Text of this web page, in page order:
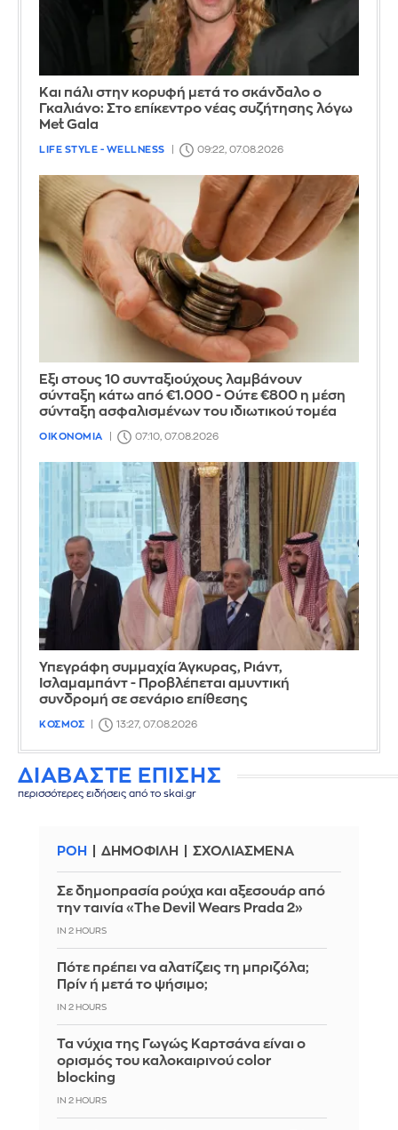
Και πάλι στην κορυφή μετά το σκάνδαλο ο
Γκαλιάνο: Στο επίκεντρο νέας συζήτησης λόγω
Met Gala
LIFE STYLE - WELLNESS 09:22, 07.08.2026
Έξι στους 10 συνταξιούχους λαμβάνουν
σύνταξη κάτω από €1.000 - Ούτε €800 η μέση
σύνταξη ασφαλισμένων του ιδιωτικού τομέα
ΟΙΚΟΝΟΜΙΑ 07:10, 07.08.2026
Υπεγράφη συμμαχία Άγκυρας, Ριάντ,
Ισλαμαμπάντ - Προβλέπεται αμυντική
συνδρομή σε σενάριο επίθεσης
ΚΟΣΜΟΣ 13:27, 07.08.2026
ΔΙΑΒΑΣΤΕ ΕΠΙΣΗΣ
περισσότερες ειδήσεις από το skai.gr
ΡΟΗ ΔΗΜΟΦΙΛΗ ΣΧΟΛΙΑΣΜΕΝΑ
Σε δημοπρασία ρούχα και αξεσουάρ από
την ταινία «The Devil Wears Prada 2»
IN 2 HOURS
Πότε πρέπει να αλατίζεις τη μπριζόλα;
Πρίν ή μετά το ψήσιμο;
IN 2 HOURS
Τα νύχια της Γωγώς Καρτσάνα είναι ο
ορισμός του καλοκαιρινού color
blocking
IN 2 HOURS